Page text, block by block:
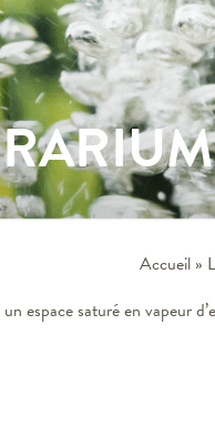
Accueil»
espace saturé en vapeur